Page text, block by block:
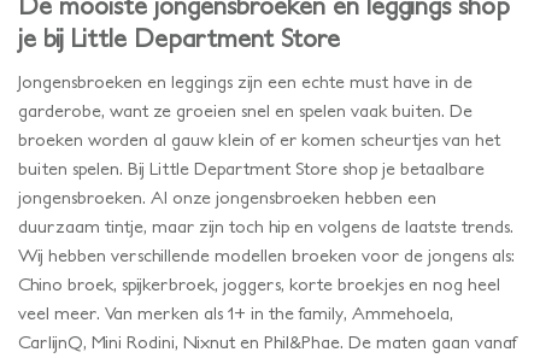
je bij Little Department Store
Jongensbroeken en leggings zijn een echte must have in de
garderobe, want ze groeien snel en spelen vaak buiten. De
broeken worden al gauw klein of er komen scheurtjes van het
buiten spelen. Bij Little Department Store shop je betaalbare
jongensbroeken. Al onze jongensbroeken hebben een
duurzaam tintje, maar zijn toch hip en volgens de laatste trends.
Wij hebben verschillende modellen broeken voor de jongens als:
Chino broek, spijkerbroek, joggers, korte broekjes en nog heel
veel meer. Van merken als 1+ in the family, Ammehoela,
CarlijnQ, Mini Rodini, Nixnut en Phil&Phae. De maten gaan vanaf